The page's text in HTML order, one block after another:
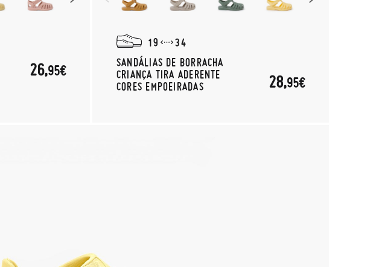
26,95€
19
34
SANDÁLIAS DE BORRACHA
CRIANÇA TIRA ADERENTE
CORES EMPOEIRADAS
28,95€